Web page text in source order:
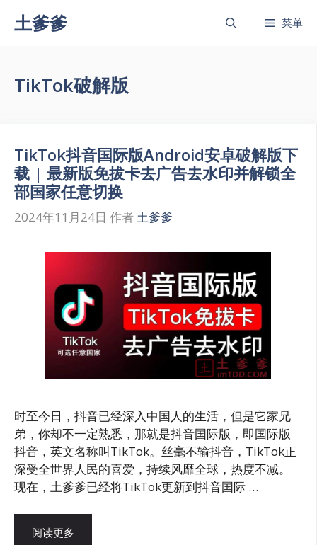
土爹爹 菜单
TikTok破解版
TikTok抖音国际版Android安卓破解版下
载 | 最新版免拔卡去广告去水印并解锁全
部国家任意切换
2024年11月24日 作者 土爹爹
时至今日，抖音已经深入中国人的生活，但是它家兄
弟，你却不一定熟悉，那就是抖音国际版，即国际版
抖音，英文名称叫TikTok。丝毫不输抖音，TikTok正
深受全世界人民的喜爱，持续风靡全球，热度不减。
现在，土爹爹已经将TikTok更新到抖音国际 …
阅读更多